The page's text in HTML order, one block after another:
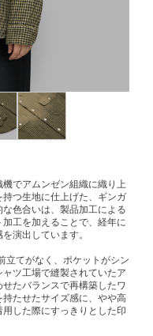
でアムンゼン組織に織り上
つ生地に仕上げた、ギンガ
色合いは、製品加工による
工を加えることで、経年に
演出しています。
立てがなく、ポケットがシン
ツ工場で縫製されていたア
たバランスで再構築したワ
たせたサイズ感に、やや高
した際にすっきりとした印